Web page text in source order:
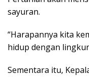
sayuran.
“Harapannya kita
hidup dengan
Sementara itu,